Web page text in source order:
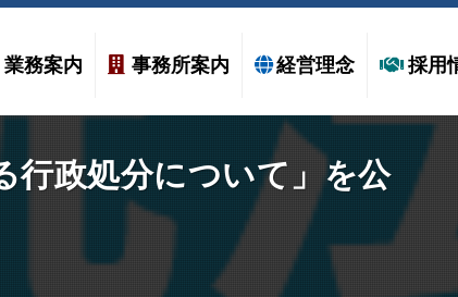
務案内 事務所案内 経営理念 採用
行政処分について」を公